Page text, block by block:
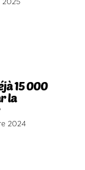
2025
15 000
la
2024